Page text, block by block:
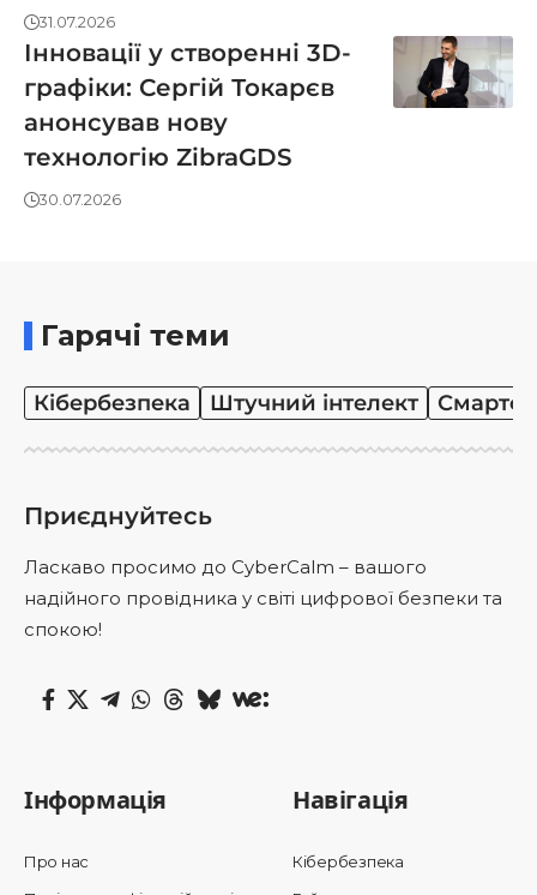
31.07.2026
Інновації у створенні 3D-
графіки: Сергій Токарєв
анонсував нову
технологію ZibraGDS
30.07.2026
Гарячі теми
Кібербезпека Штучний інтелект
Приєднуйтесь
Ласкаво просимо до CyberCalm – вашого
надійного провідника у світі цифрової безпеки та
спокою!
Інформація
Про нас
Навігація
Кібербезпека